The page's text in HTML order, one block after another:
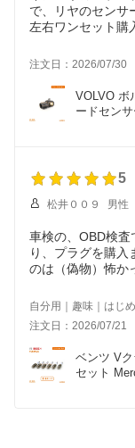
で、リヤのセンサ
左右ワンセット購
故障と判定された
注文時に急いで
ましたが、
車体番号などのデ
生する部品が必要
され、最初の発送
た。まだ取り付け
備工場は部品は定
請求されますので
注文日：2026/07/30
VOLVO ボ
ードセン
5
松井００９ 男性
車検の、OBD検査
り、プラグを購入
のは（偽物）怖か
き、エンジン音
ンジンも軽く吹き
で購入します。
自分用｜趣味｜はじ
注文日：2026/07/21
ベンツ V
セット